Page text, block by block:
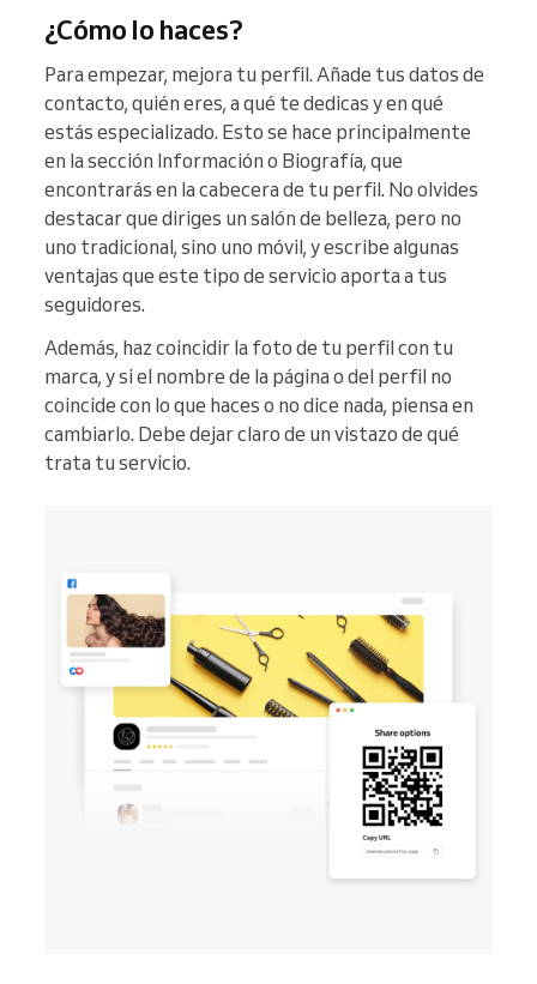
¿Cómo lo haces?
Para empezar, mejora tu perfil. Añade tus datos de
contacto, quién eres, a qué te dedicas y en qué
estás especializado. Esto se hace principalmente
en la sección Información o Biografía, que
encontrarás en la cabecera de tu perfil. No olvides
destacar que diriges un salón de belleza, pero no
uno tradicional, sino uno móvil, y escribe algunas
ventajas que este tipo de servicio aporta a tus
seguidores.
Además, haz coincidir la foto de tu perfil con tu
marca, y si el nombre de la página o del perfil no
coincide con lo que haces o no dice nada, piensa en
cambiarlo. Debe dejar claro de un vistazo de qué
trata tu servicio.